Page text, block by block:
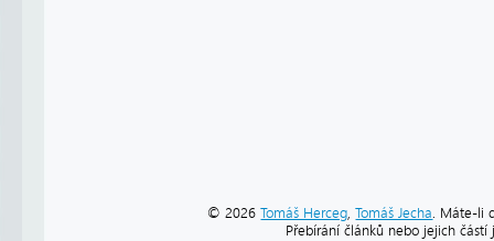
© 2026Tomáš Herceg,Tomáš Jecha. Máte-li
Přebírání článků nebo jejich